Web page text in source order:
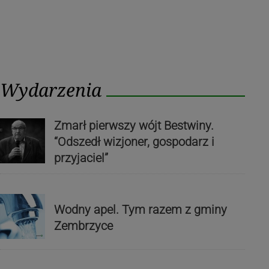
Wydarzenia
Zmarł pierwszy wójt Bestwiny.
“Odszedł wizjoner, gospodarz i
przyjaciel”
Wodny apel. Tym razem z gminy
Zembrzyce